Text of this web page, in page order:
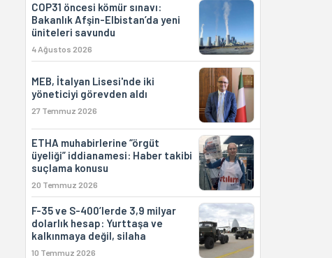
COP31 öncesi kömür sınavı:
Bakanlık Afşin-Elbistan’da yeni
üniteleri savundu
4 Ağustos 2026
MEB, İtalyan Lisesi'nde iki
yöneticiyi görevden aldı
27 Temmuz 2026
ETHA muhabirlerine “örgüt
üyeliği” iddianamesi: Haber takibi
suçlama konusu
20 Temmuz 2026
F-35 ve S-400’lerde 3,9 milyar
dolarlık hesap: Yurttaşa ve
kalkınmaya değil, silaha
10 Temmuz 2026